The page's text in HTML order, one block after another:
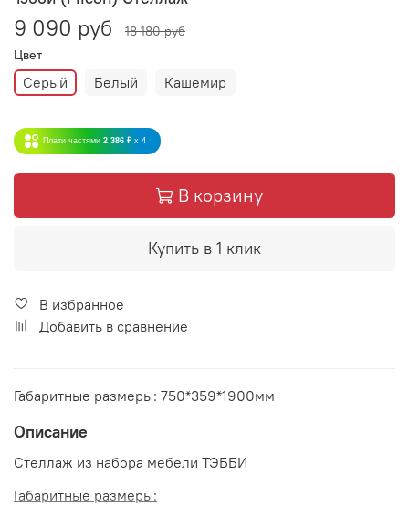
9 090 руб
18 180 руб
Цвет
Серый Белый Кашемир
Плати частями 2 386 ₽ x 4
В корзину
Купить в 1 клик
В избранное
Добавить в сравнение
Габаритные размеры: 750*359*1900мм
Описание
Стеллаж из набора мебели ТЭББИ
Габаритные размеры: